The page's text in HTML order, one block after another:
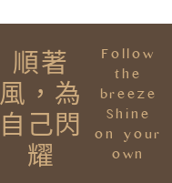
順著
風，為
自己閃
耀
Follow
the
breeze
Shine
on your
own